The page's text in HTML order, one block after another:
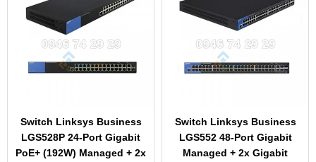
Switch Linksys Business
LGS528P 24-Port Gigabit
PoE+ (192W) Managed + 2x
Switch Linksys Business
LGS552 48-Port Gigabit
Managed + 2x Gigabit